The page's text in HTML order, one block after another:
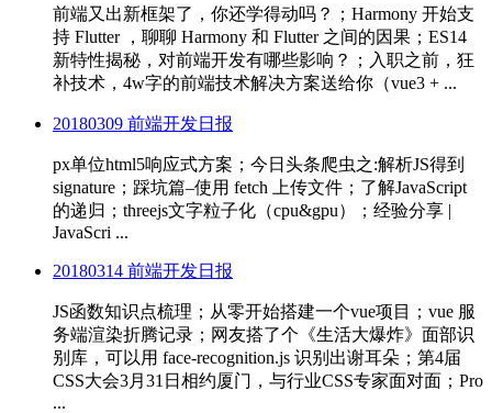
前端又出新框架了，你还学得动吗？；Harmony 开始支
持 Flutter ，聊聊 Harmony 和 Flutter 之间的因果；ES14
新特性揭秘，对前端开发有哪些影响？；入职之前，狂
补技术，4w字的前端技术解决方案送给你（vue3 + ...
20180309 前端开发日报
px单位html5响应式方案；今日头条爬虫之:解析JS得到
signature；踩坑篇–使用 fetch 上传文件；了解JavaScript
的递归；threejs文字粒子化（cpu&gpu）；经验分享 |
JavaScri ...
20180314 前端开发日报
JS函数知识点梳理；从零开始搭建一个vue项目；vue 服
务端渲染折腾记录；网友搭了个《生活大爆炸》面部识
别库，可以用 face-recognition.js 识别出谢耳朵；第4届
CSS大会3月31日相约厦门，与行业CSS专家面对面；Pro
...